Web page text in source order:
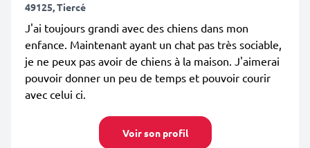
49125, Tiercé
J'ai toujours grandi avec des chiens dans mon
enfance. Maintenant ayant un chat pas très sociable,
je ne peux pas avoir de chiens à la maison. J'aimerai
pouvoir donner un peu de temps et pouvoir courir
avec celui ci.
Voir son profil